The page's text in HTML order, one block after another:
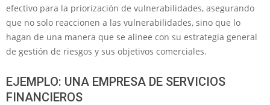
efectivo para la priorización de vulnerabilidades, asegurando
que no solo reaccionen a las vulnerabilidades, sino que lo
hagan de una manera que se alinee con su estrategia general
de gestión de riesgos y sus objetivos comerciales.
EJEMPLO: UNA EMPRESA DE SERVICIOS
FINANCIEROS